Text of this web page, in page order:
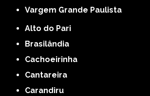
Vargem Grande Paulista
Alto do Pari
Brasilândia
Cachoeirinha
Cantareira
Carandiru